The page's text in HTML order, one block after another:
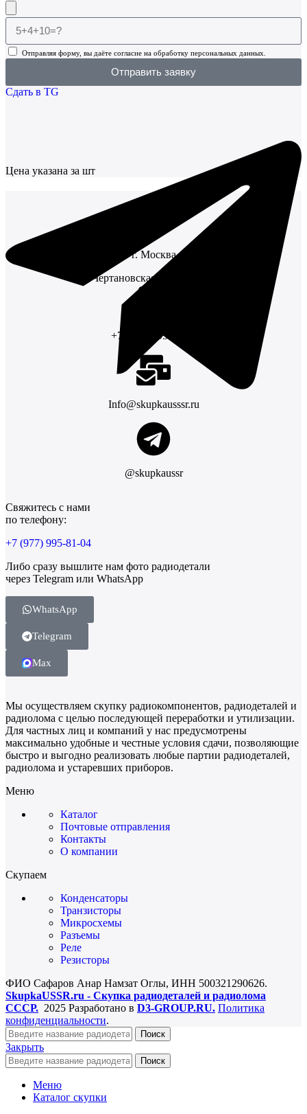
Отправляя форму, вы даёте согласие на обработку персональных данных.
Отправить заявку
Сдать в TG
Цена указана за шт
г. Москва
Чертановская улица, 1Вк1
+7 (977) 995-81-04
Info@skupkausssr.ru
@skupkaussr
Свяжитесь с нами
по телефону:
+7 (977) 995-81-04
Либо сразу вышлите нам фото радиодетали
через Telegram или WhatsApp
WhatsApp
Telegram
Max
Мы осуществляем скупку радиокомпонентов, радиодеталей и
радиолома с целью последующей переработки и утилизации.
Для частных лиц и компаний у нас предусмотрены
максимально удобные и честные условия сдачи, позволяющие
быстро и выгодно реализовать любые партии радиодеталей,
радиолома и устаревших приборов.
Меню
Каталог
Почтовые отправления
Контакты
О компании
Скупаем
Конденсаторы
Транзисторы
Микросхемы
Разъемы
Реле
Резисторы
ФИО Сафаров Анар Намзат Оглы, ИНН 500321290626.
SkupkaUSSR.ru - Скупка радиодеталей и радиолома
СССР. 2025 Разработано в D3-GROUP.RU. Политика
конфиденциальности.
Поиск
Закрыть
Поиск
Меню
Каталог скупки